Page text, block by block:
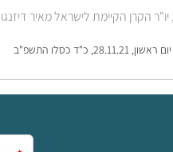
יום ראשון, 28.11.21, כ"ד כסלו התשפ"ב